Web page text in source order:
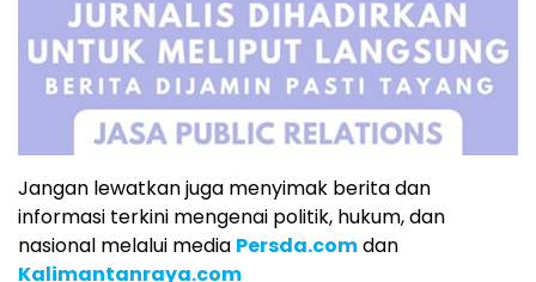
Jangan lewatkan juga menyimak berita dan
informasi terkini mengenai politik, hukum, dan
nasional melalui media Persda.comdan
Kalimantanraya.com